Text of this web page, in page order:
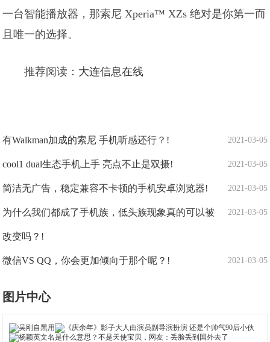
一台智能播放器，那索尼 Xperia™ XZs 绝对是你第一而
且唯一的选择。
推荐阅读： 大连信息在线
2021-03-05
有Walkman加成的索尼 手机听感还行？!
2021-03-05
cool1 dual生态手机上手 亮点不止是双摄!
2021-03-05
简洁无广告，稳定兼容不卡顿的手机安卓浏览器!
2021-03-05
为什么我们都成了手机族，低头族现象真的可以被
改变吗？!
2021-03-05
微信VS QQ，你会更加倾向于那个呢？!
图片中心